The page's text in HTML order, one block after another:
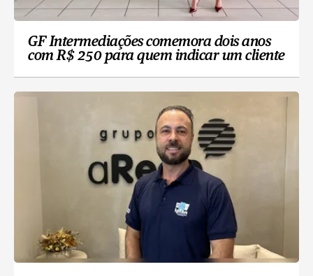
GF Intermediações comemora dois anos
com R$ 250 para quem indicar um cliente